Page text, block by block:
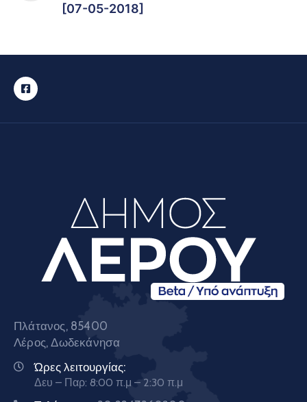
[07-05-2018]
Πλάτανος, 85400
Λέρος, Δωδεκάνησα
Ώρες λειτουργίας:
Δευ – Παρ: 8:00 π.μ – 2:30 π.μ